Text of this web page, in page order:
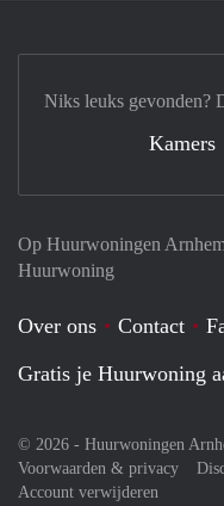
Op Huurwoningen
Huurwoning
Over ons Contact
Gratis je Huurwoning
© 2026 - Huurwoningen
Voorwaarden & privacy
Account verwijderen
Niks leuks gevonden?
Kamers